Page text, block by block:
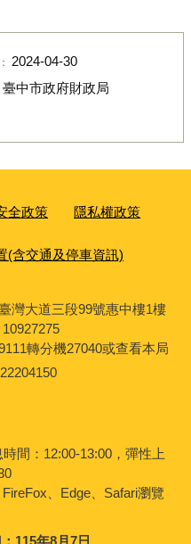
2024-04-30
臺中市政府財政局
全政策 隱私權政策
(含交通及停車資訊)
灣大道三段99號惠中樓1樓
轉分機27040或查看本局
間：12:00-13:00，彈性上
、Edge、Safari瀏覽
115年8月7日